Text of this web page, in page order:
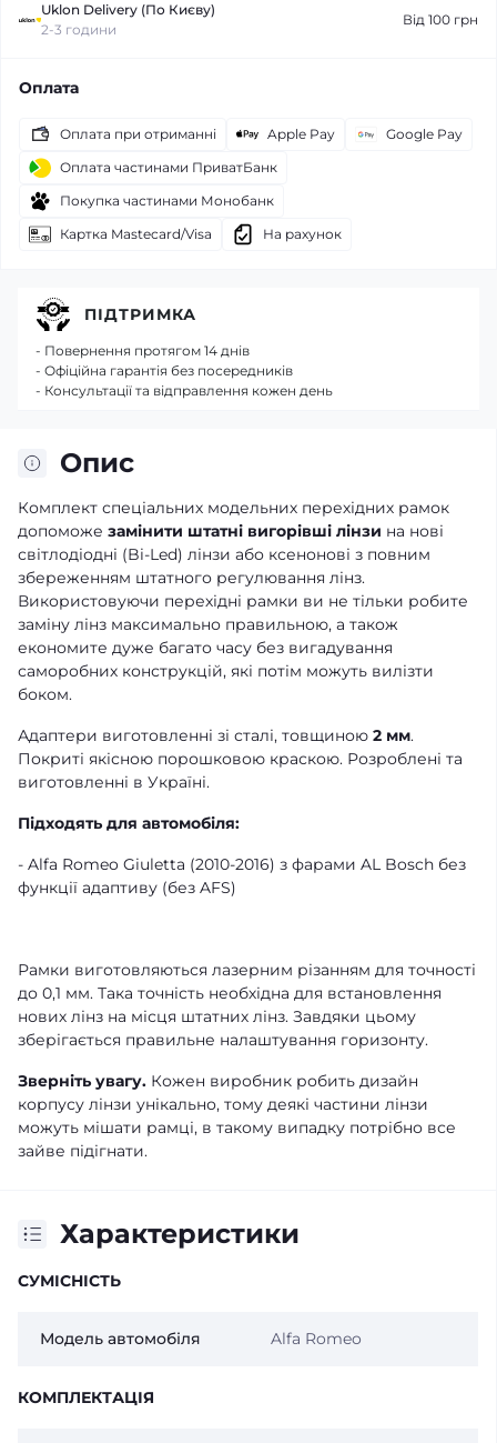
Uklon Delivery (По Києву)
2-3 години
Від 100 грн
Оплата
Оплата при отриманні Apple Pay
Google Pay
Оплата частинами ПриватБанк
Покупка частинами Монобанк
Картка Mastecard/Visa
На рахунок
Опис
Комплект спеціальних модельних перехідних рамок
допоможе замінити штатні вигорівші лінзи на нові
світлодіодні (Bi-Led) лінзи або ксенонові з повним
збереженням штатного регулювання лінз.
Використовуючи перехідні рамки ви не тільки робите
заміну лінз максимально правильною, а також
економите дуже багато часу без вигадування
саморобних конструкцій, які потім можуть вилізти
боком.
Адаптери виготовленні зі сталі, товщиною 2 мм.
Покриті якісною порошковою краскою. Розроблені та
виготовленні в Україні.
Підходять для автомобіля:
- Alfa Romeo Giuletta (2010-2016) з фарами AL Bosch без
функції адаптиву (без AFS)
Рамки виготовляються лазерним різанням для точності
до 0,1 мм. Така точність необхідна для встановлення
нових лінз на місця штатних лінз. Завдяки цьому
зберігається правильне налаштування горизонту.
Зверніть увагу. Кожен виробник робить дизайн
корпусу лінзи унікально, тому деякі частини лінзи
можуть мішати рамці, в такому випадку потрібно все
зайве підігнати.
Характеристики
СУМІСНІСТЬ
Модель автомобіля Alfa Romeo
КОМПЛЕКТАЦІЯ
ПІДТРИМКА
- Повернення протягом 14 днів
- Офіційна гарантія без посередників
- Консультації та відправлення кожен день